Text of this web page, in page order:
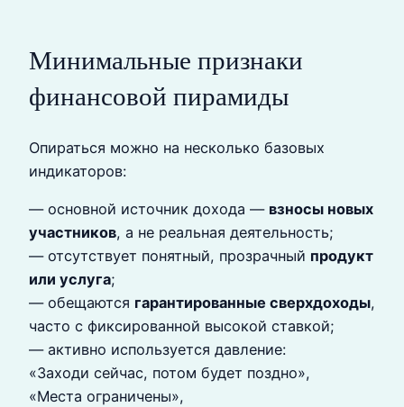
Минимальные признаки
финансовой пирамиды
Опираться можно на несколько базовых
индикаторов:
— основной источник дохода — взносы новых
участников, а не реальная деятельность;
— отсутствует понятный, прозрачный продукт
или услуга;
— обещаются гарантированные сверхдоходы,
часто с фиксированной высокой ставкой;
— активно используется давление:
«Заходи сейчас, потом будет поздно»,
«Места ограничены»,